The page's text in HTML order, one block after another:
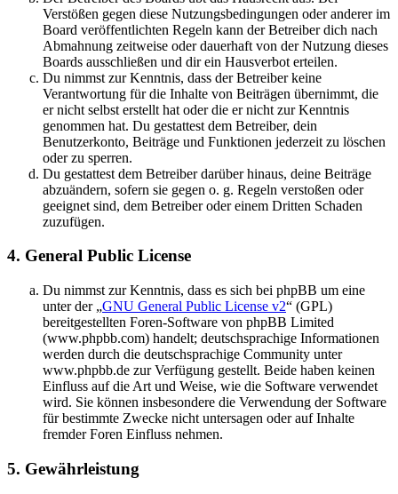
Verstößen gegen diese Nutzungsbedingungen oder anderer im
Board veröffentlichten Regeln kann der Betreiber dich nach
Abmahnung zeitweise oder dauerhaft von der Nutzung dieses
Boards ausschließen und dir ein Hausverbot erteilen.
Du nimmst zur Kenntnis, dass der Betreiber keine
Verantwortung für die Inhalte von Beiträgen übernimmt, die
er nicht selbst erstellt hat oder die er nicht zur Kenntnis
genommen hat. Du gestattest dem Betreiber, dein
Benutzerkonto, Beiträge und Funktionen jederzeit zu löschen
oder zu sperren.
Du gestattest dem Betreiber darüber hinaus, deine Beiträge
abzuändern, sofern sie gegen o. g. Regeln verstoßen oder
geeignet sind, dem Betreiber oder einem Dritten Schaden
zuzufügen.
4. General Public License
Du nimmst zur Kenntnis, dass es sich bei phpBB um eine
unter der „GNU General Public License v2“ (GPL)
bereitgestellten Foren-Software von phpBB Limited
(www.phpbb.com) handelt; deutschsprachige Informationen
werden durch die deutschsprachige Community unter
www.phpbb.de zur Verfügung gestellt. Beide haben keinen
Einfluss auf die Art und Weise, wie die Software verwendet
wird. Sie können insbesondere die Verwendung der Software
für bestimmte Zwecke nicht untersagen oder auf Inhalte
fremder Foren Einfluss nehmen.
5. Gewährleistung